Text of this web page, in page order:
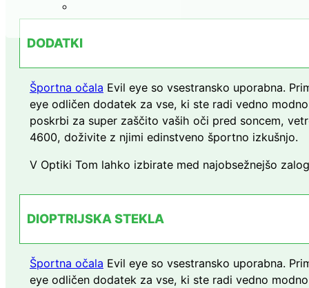
DODATKI
Športna očala Evil eye so vsestransko uporabna.
eye odličen dodatek za vse, ki ste radi vedno
poskrbi za super zaščito vaših oči pred soncem,
4600, doživite z njimi edinstveno športno izkušnjo.
V Optiki Tom lahko izbirate med najobsežnejšo
DIOPTRIJSKA STEKLA
Športna očala Evil eye so vsestransko uporabna.
eye odličen dodatek za vse, ki ste radi vedno